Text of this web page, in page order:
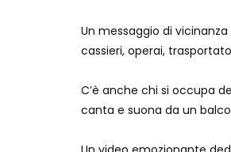
Un messaggio di
cassieri, operai,
C’è anche chi si occupa
canta e suona da un